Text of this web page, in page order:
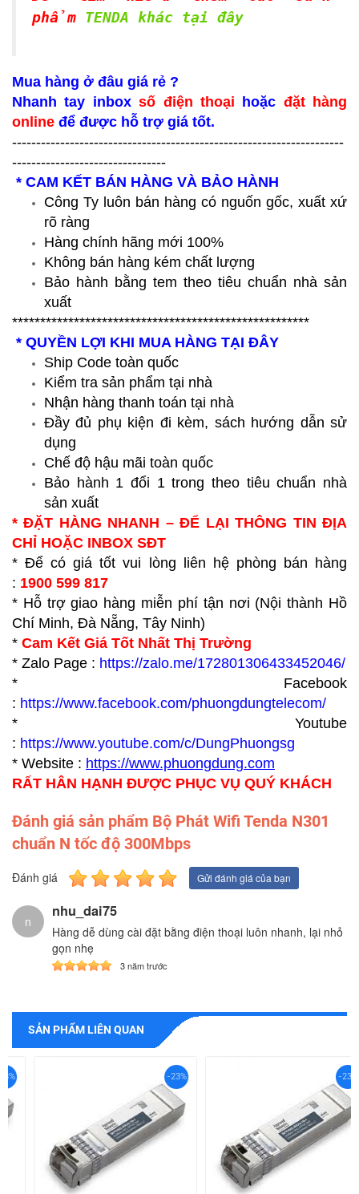
phẩm TENDA khác tại đây
Mua hàng ở đâu giá rẻ ?
Nhanh tay inboxsố điện thoại hoặc đặt hàng
online để được hỗ trợ giá tốt.
---------------------------------------------------------------------
--------------------------------
* CAM KẾT BÁN HÀNG VÀ BẢO HÀNH
Công Ty luôn bán hàng có nguốn gốc, xuất xứ
rõ ràng
Hàng chính hãng mới 100%
Không bán hàng kém chất lượng
Bảo hành bằng tem theo tiêu chuẩn nhà sản
xuất
*****************************************************
* QUYỀN LỢI KHI MUA HÀNG TẠI ĐÂY
Ship Code toàn quốc
Kiểm tra sản phẩm tại nhà
Nhận hàng thanh toán tại nhà
Đầy đủ phụ kiện đi kèm, sách hướng dẫn sử
dụng
Chế độ hậu mãi toàn quốc
Bảo hành 1 đổi 1 trong theo tiêu chuẩn nhà
sản xuất
* ĐẶT HÀNG NHANH – ĐỂ LẠI THÔNG TIN ĐỊA
CHỈ HOẶC INBOX SĐT
* Để có giá tốt vui lòng liên hệ phòng bán hàng
: 1900 599 817
* Hỗ trợ giao hàng miễn phí tận nơi (Nội thành Hồ
Chí Minh, Đà Nẵng, Tây Ninh)
* Cam Kết Giá Tốt Nhất Thị Trường
* Zalo Page : https://zalo.me/172801306433452046/
* Facebook
: https://www.facebook.com/phuongdungtelecom/
* Youtube
: https://www.youtube.com/c/DungPhuongsg
* Website : https://www.phuongdung.com
RẤT HÂN HẠNH ĐƯỢC PHỤC VỤ QUÝ KHÁCH
Đánh giá sản phẩm Bộ Phát Wifi Tenda N301
chuẩn N tốc độ 300Mbps
Đánh giá Gửi đánh giá của bạn
n
nhu_dai75
Hàng dễ dùng cài đặt bằng điện thoại luôn nhanh, lại nhỏ
gọn nhẹ
3 năm trước
SẢN PHẨM LIÊN QUAN
-23% -23%